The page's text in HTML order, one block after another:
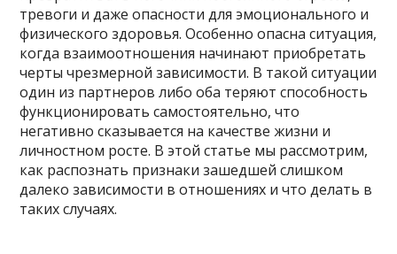
тревоги и даже опасности для эмоционального и
физического здоровья. Особенно опасна ситуация,
когда взаимоотношения начинают приобретать
черты чрезмерной зависимости. В такой ситуации
один из партнеров либо оба теряют способность
функционировать самостоятельно, что
негативно сказывается на качестве жизни и
личностном росте. В этой статье мы рассмотрим,
как распознать признаки зашедшей слишком
далеко зависимости в отношениях и что делать в
таких случаях.